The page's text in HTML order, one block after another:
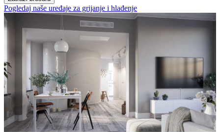
Pogledaj naše uređaje za grijanje i hlađenje